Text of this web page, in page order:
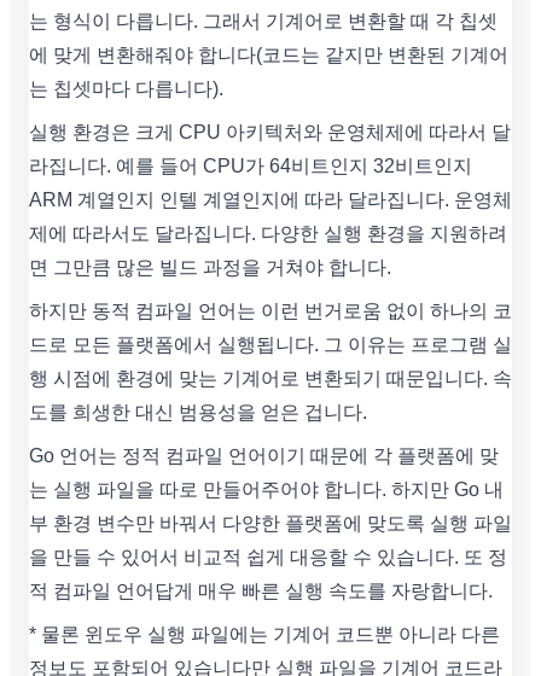
는 형식이 다릅니다. 그래서 기계어로 변환할 때 각 칩셋
에 맞게 변환해줘야 합니다(코드는 같지만 변환된 기계어
는 칩셋마다 다릅니다).
실행 환경은 크게 CPU 아키텍처와 운영체제에 따라서 달
라집니다. 예를 들어 CPU가 64비트인지 32비트인지
ARM 계열인지 인텔 계열인지에 따라 달라집니다. 운영체
제에 따라서도 달라집니다. 다양한 실행 환경을 지원하려
면 그만큼 많은 빌드 과정을 거쳐야 합니다.
하지만 동적 컴파일 언어는 이런 번거로움 없이 하나의 코
드로 모든 플랫폼에서 실행됩니다. 그 이유는 프로그램 실
행 시점에 환경에 맞는 기계어로 변환되기 때문입니다. 속
도를 희생한 대신 범용성을 얻은 겁니다.
Go 언어는 정적 컴파일 언어이기 때문에 각 플랫폼에 맞
는 실행 파일을 따로 만들어주어야 합니다. 하지만 Go 내
부 환경 변수만 바꿔서 다양한 플랫폼에 맞도록 실행 파일
을 만들 수 있어서 비교적 쉽게 대응할 수 있습니다. 또 정
적 컴파일 언어답게 매우 빠른 실행 속도를 자랑합니다.
* 물론 윈도우 실행 파일에는 기계어 코드뿐 아니라 다른
정보도 포함되어 있습니다만 실행 파일을 기계어 코드라